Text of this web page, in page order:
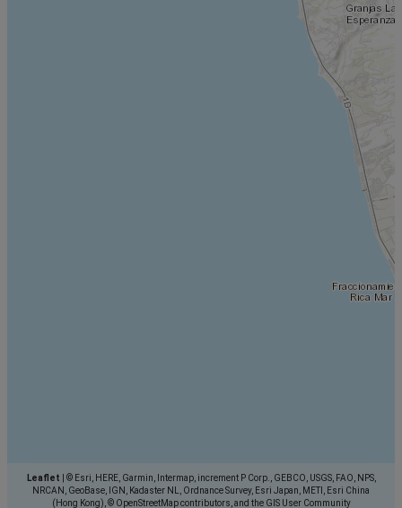
Leaflet
© Esri, HERE, Garmin, Intermap, increment P Corp., GEBCO, USGS, FAO, NPS,
NRCAN, GeoBase, IGN, Kadaster NL, Ordnance Survey, Esri Japan, METI, Esri China
(Hong Kong), © OpenStreetMap contributors, and the GIS User Community